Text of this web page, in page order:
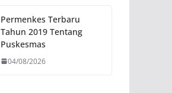
Permenkes Terbaru
Tahun 2019 Tentang
Puskesmas
04/08/2026